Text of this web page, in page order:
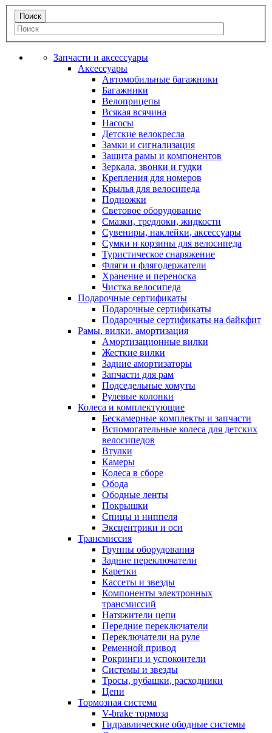
Запчасти и аксессуары
Аксессуары
Автомобильные багажники
Багажники
Велоприцепы
Всякая всячина
Насосы
Детские велокресла
Замки и сигнализация
Защита рамы и компонентов
Зеркала, звонки и гудки
Крепления для номеров
Крылья для велосипеда
Подножки
Световое оборудование
Смазки, тредлоки, жидкости
Сувениры, наклейки, аксессуары
Сумки и корзины для велосипеда
Туристическое снаряжение
Фляги и флягодержатели
Хранение и переноска
Чистка велосипеда
Подарочные сертификаты
Подарочные сертификаты
Подарочные сертификаты на байкфит
Рамы, вилки, амортизация
Амортизационные вилки
Жесткие вилки
Задние амортизаторы
Запчасти для рам
Подседельные хомуты
Рулевые колонки
Колеса и комплектующие
Бескамерные комплекты и запчасти
Вспомогательные колеса для детских
велосипедов
Втулки
Камеры
Колеса в сборе
Обода
Ободные ленты
Покрышки
Спицы и ниппеля
Эксцентрики и оси
Трансмиссия
Группы оборудования
Задние переключатели
Каретки
Кассеты и звезды
Компоненты электронных
трансмиссий
Натяжители цепи
Передние переключатели
Переключатели на руле
Ременной привод
Рокринги и успокоители
Системы и звезды
Тросы, рубашки, расходники
Цепи
Тормозная система
V-brake тормоза
Гидравлические ободные системы